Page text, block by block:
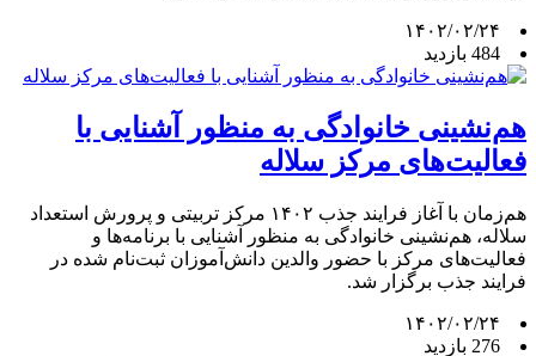
۱۴۰۲/۰۲/۲۴
484 بازدید
هم‌نشینی خانوادگی به منظور آشنایی با
فعالیت‌های مرکز سلاله
هم‌زمان با آغاز فرایند جذب ۱۴۰۲ مرکز تربیتی و پرورش استعداد
سلاله، هم‌نشینی خانوادگی به منظور آشنایی با برنامه‌ها و
فعالیت‌های مرکز با حضور والدین دانش‌آموزان ثبت‌نام شده در
فرایند جذب برگزار شد.
۱۴۰۲/۰۲/۲۴
276 بازدید